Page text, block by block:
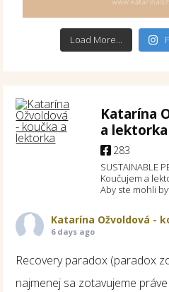
Load More...
Katarína
a lektorka
283
SUSTAINABLE
Koučujem a
Aby ste mohli
Katarína Ožvoldová -
6 days ago
Recovery paradox (paradox
najmenej sa zotavujeme